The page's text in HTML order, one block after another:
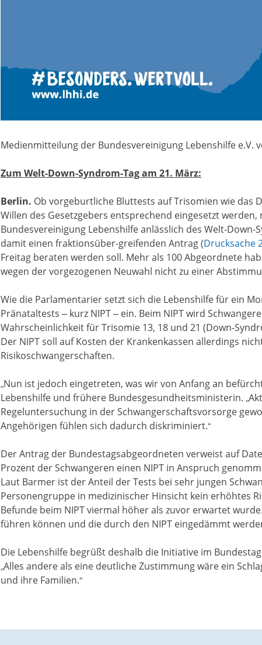
Medienmitteilung der Bundesvereinigung Lebenshilfe e.V.
Zum Welt-Down-Syndrom-Tag am 21. März:
Berlin. Ob vorgeburtliche Bluttests auf Trisomien wie das
Willen des Gesetzgebers entsprechend eingesetzt
Bundesvereinigung Lebenshilfe anlässlich des Welt-
damit einen fraktionsüber-greifenden Antrag (Drucksache
Freitag beraten werden soll. Mehr als 100 Abgeordnete
wegen der vorgezogenen Neuwahl nicht zu einer
Wie die Parlamentarier setzt sich die Lebenshilfe für ein
Pränataltests – kurz NIPT – ein. Beim NIPT wird
Wahrscheinlichkeit für Trisomie 13, 18 und 21 (Down-
Der NIPT soll auf Kosten der Krankenkassen allerdings
Risikoschwangerschaften.
„Nun ist jedoch eingetreten, was wir von Anfang an
Lebenshilfe und frühere Bundesgesundheitsministerin.
Regeluntersuchung in der Schwangerschaftsvorsorge
Angehörigen fühlen sich dadurch diskriminiert.“
Der Antrag der Bundestagsabgeordneten verweist auf
Prozent der Schwangeren einen NIPT in Anspruch
Laut Barmer ist der Anteil der Tests bei sehr jungen
Personengruppe in medizinischer Hinsicht kein erhöhtes
Befunde beim NIPT viermal höher als zuvor erwartet
führen können und die durch den NIPT eingedämmt
Die Lebenshilfe begrüßt deshalb die Initiative im
„Alles andere als eine deutliche Zustimmung wäre ein
und ihre Familien.“